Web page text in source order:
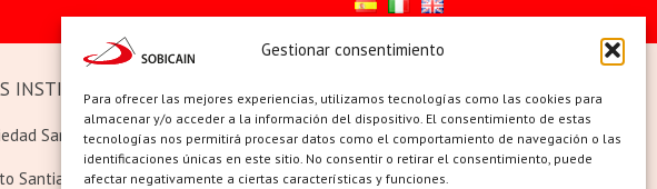
Gestionar consentimiento
Para ofrecer las mejores experiencias, utilizamos tecnologías como las cookies para
almacenar y/o acceder a la información del dispositivo. El consentimiento de estas
tecnologías nos permitirá procesar datos como el comportamiento de navegación o las
identificaciones únicas en este sitio. No consentir o retirar el consentimiento, puede
afectar negativamente a ciertas características y funciones.
INSTITUCIONALES
San Pablo
Santiago Alberione